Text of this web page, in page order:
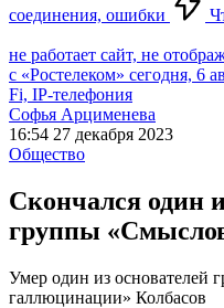
соединения, ошибки
не работает сайт, не
с «Ростелеком» сегодня, 6
Fi, IP-телефония
Софья Арцименева
16:54 27 декабря 2023
Общество
Скончался один
группы
Умер один из основателей
галлюцинации» Колбасов